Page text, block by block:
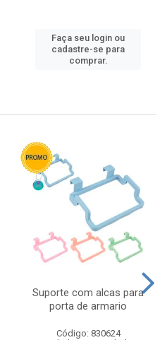
Faça seu login ou
cadastre-se para
comprar.
Suporte com alcas para
porta de armario
Código: 830624